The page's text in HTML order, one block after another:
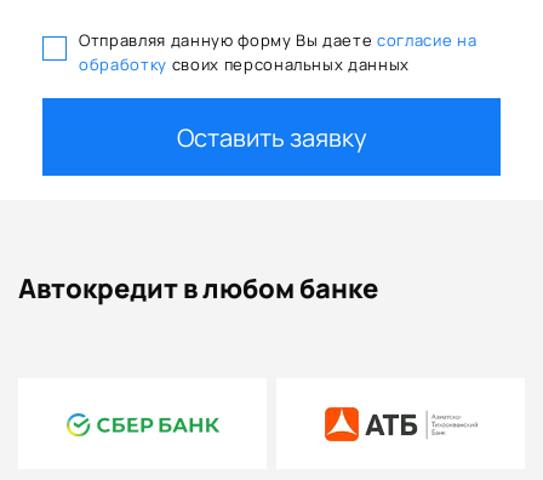
Отправляя данную форму Вы даете согласие на
обработку своих персональных данных
Оставить заявку
Автокредит в любом банке